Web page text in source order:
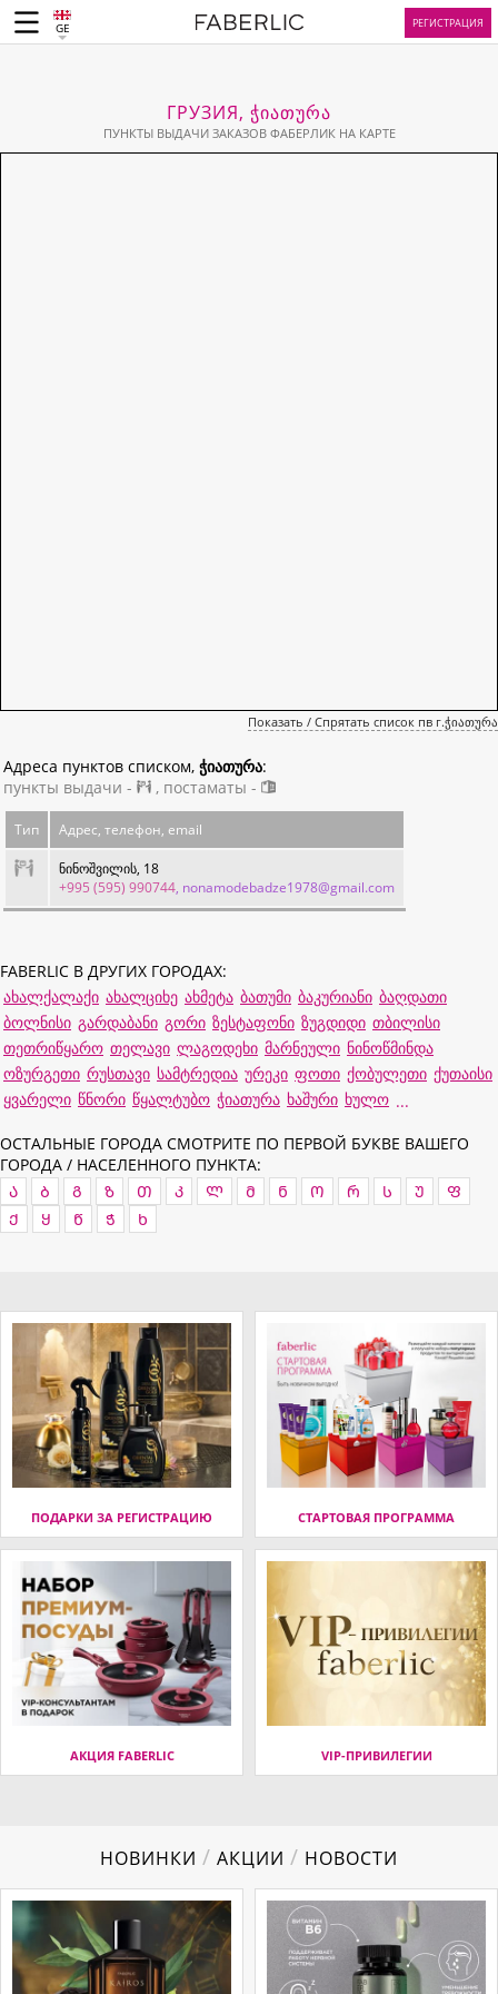
GE РЕГИСТРАЦИЯ
ГРУЗИЯ, ᲭᲘᲐᲗᲣᲠᲐ
ПУНКТЫ ВЫДАЧИ ЗАКАЗОВ ФАБЕРЛИК НА КАРТЕ
Показать / Спрятать список пв г.ჭიათურა
Адреса пунктов списком, ჭიათურა:
пункты выдачи -
, постаматы -
Тип Адрес, телефон, email
ნინოშვილის, 18
+995 (595) 990744, nonamodebadze1978@gmail.com
FABERLIC В ДРУГИХ ГОРОДАХ:
ახალქალაქი ახალციხე ახმეტა ბათუმი ბაკურიანი ბაღდათი
ბოლნისი გარდაბანი გორი ზესტაფონი ზუგდიდი თბილისი
თეთრიწყარო თელავი ლაგოდეხი მარნეული ნინოწმინდა
ოზურგეთი რუსთავი სამტრედია ურეკი ფოთი ქობულეთი ქუთაისი
ყვარელი წნორი წყალტუბო ჭიათურა ხაშური ხულო ...
ОСТАЛЬНЫЕ ГОРОДА СМОТРИТЕ ПО ПЕРВОЙ БУКВЕ ВАШЕГО
ГОРОДА / НАСЕЛЕННОГО ПУНКТА:
Ა
Ბ Გ Ზ Თ Კ Ლ Მ Ნ Ო Რ Ს Უ
Ფ
Ქ
Ყ Წ Ჭ Ხ
ПОДАРКИ ЗА РЕГИСТРАЦИЮ СТАРТОВАЯ ПРОГРАММА
АКЦИЯ FABERLIC VIP-ПРИВИЛЕГИИ
НОВИНКИ / АКЦИИ / НОВОСТИ